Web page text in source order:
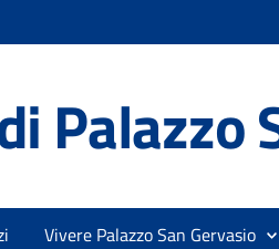
Palazzo
Vivere Palazzo San Gervasio